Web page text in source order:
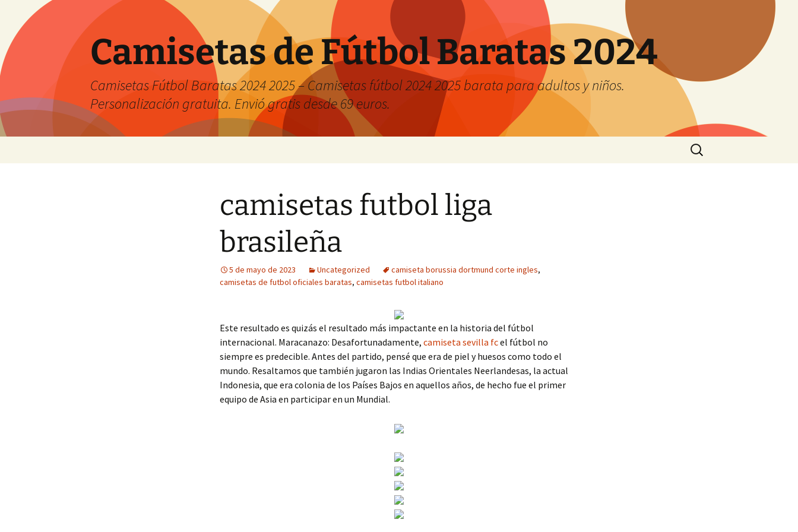
Camisetas de Fútbol Baratas 2024
Camisetas Fútbol Baratas 2024 2025 – Camisetas fútbol 2024 2025 barata para adultos y niños.
Personalización gratuita. Envió gratis desde 69 euros.
Buscar:
camisetas futbol liga
brasileña
5 de mayo de 2023 Uncategorized camiseta borussia dortmund corte ingles,
camisetas de futbol oficiales baratas, camisetas futbol italiano
Este resultado es quizás el resultado más impactante en la historia del fútbol
internacional. Maracanazo: Desafortunadamente, camiseta sevilla fcel fútbol no
siempre es predecible. Antes del partido, pensé que era de piel y huesos como todo el
mundo. Resaltamos que también jugaron las Indias Orientales Neerlandesas, la actual
Indonesia, que era colonia de los Países Bajos en aquellos años, de hecho fue el primer
equipo de Asia en participar en un Mundial.